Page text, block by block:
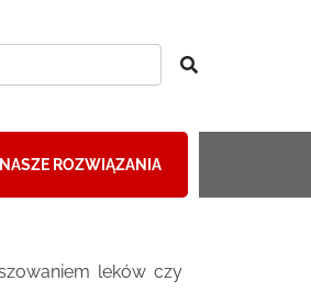
ROZWIĄZANIA
leków czy